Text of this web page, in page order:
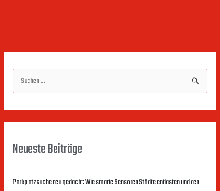
e
n
Neueste Beiträge
Parkplatzsuche neu gedacht: Wie smarte Sensoren Städte entlasten und den